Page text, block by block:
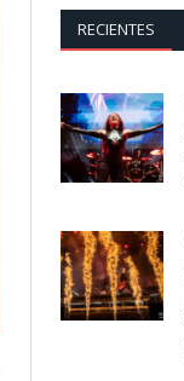
RECIENTES